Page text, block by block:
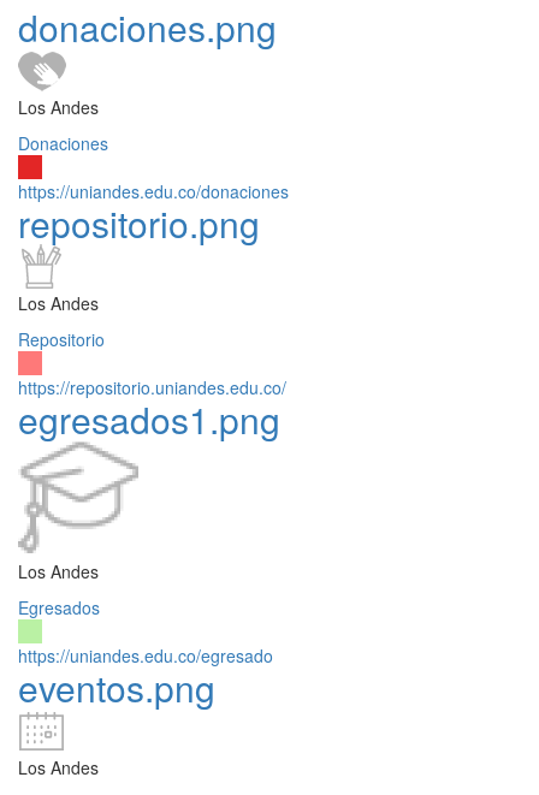
donaciones.png
Los Andes
Donaciones
https://uniandes.edu.co/donaciones
repositorio.png
Los Andes
Repositorio
https://repositorio.uniandes.edu.co/
egresados1.png
Los Andes
Egresados
https://uniandes.edu.co/egresado
eventos.png
Los Andes